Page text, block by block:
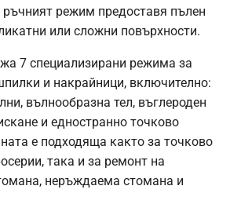
ръчният режим предоставя пълен
или сложни повърхности.
7 специализирани режима за
и накрайници, включително:
вълнообразна тел, въглероден
и едностранно точково
е подходяща както за точково
така и за ремонт на
неръждаема стомана и